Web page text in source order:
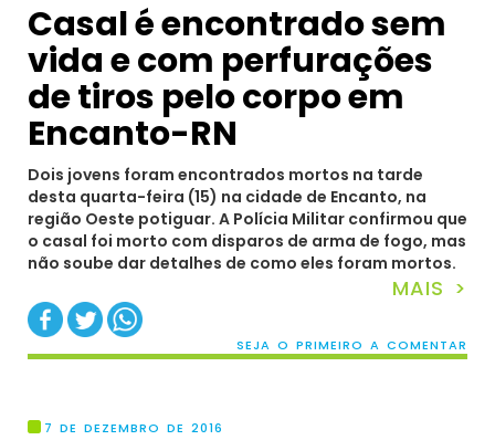
Casal é encontrado sem
vida e com perfurações
de tiros pelo corpo em
Encanto-RN
Dois jovens foram encontrados mortos na tarde
desta quarta-feira (15) na cidade de Encanto, na
região Oeste potiguar. A Polícia Militar confirmou que
o casal foi morto com disparos de arma de fogo, mas
não soube dar detalhes de como eles foram mortos.
MAIS >
SEJA O PRIMEIRO A COMENTAR
7 DE DEZEMBRO DE 2016